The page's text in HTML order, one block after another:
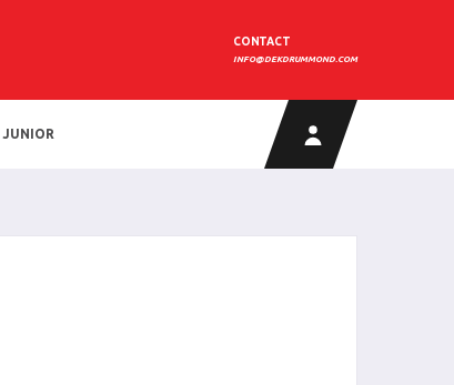
CONTACT
INFO@DEKDRUMMOND.COM
JUNIOR